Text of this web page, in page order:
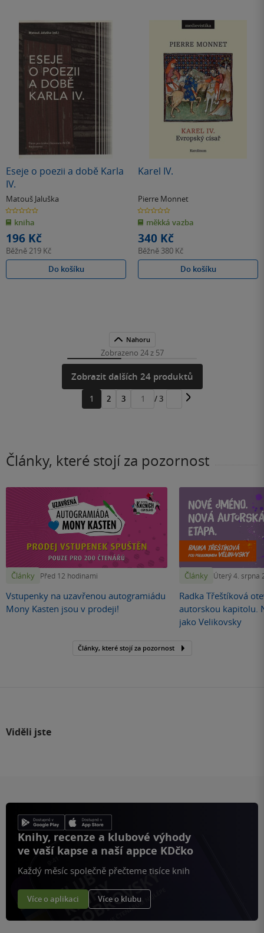
Eseje o poezii a době Karla
IV.
Matouš Jaluška
0.0
z
5
hvězdiček
kniha
196 Kč
Běžně219 Kč
Do košíku
Karel IV.
Pierre Monnet
0.0
z
5
hvězdiček
měkká vazba
340 Kč
Běžně 380 Kč
Do košíku
Nahoru
Zobrazeno 24 z 57
Zobrazit dalších 24 produktů
1 2 3
Přejít
/ 3
Články, které stojí za pozornost
Články Před 12 hodinami
Vstupenky na uzavřenou autogramiádu
Mony Kasten jsou v prodeji!
Články Úterý 4. srpna
Radka Třeštíková
autorskou kapitolu.
jako Velikovsky
Články, které stojí za pozornost
Viděli jste
Knihy, recenze a klubové výhody
ve vaší kapse a naší appce KDčko
Každý měsíc společně přečteme tisíce knih
Více o aplikaci Více o klubu